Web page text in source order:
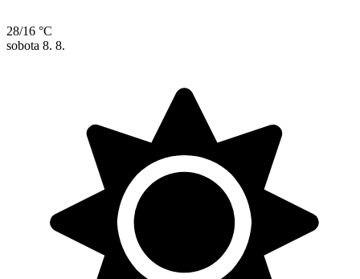
28/16 °C
sobota 8. 8.